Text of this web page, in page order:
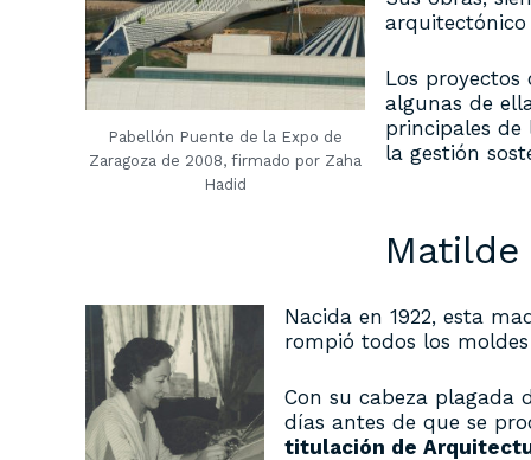
Pabellón Puente de la Expo de
Zaragoza de 2008, firmado por Zaha
Hadid
Los
algunas de
principales de
la gestión
Nacida en 1922, esta
rompió todos los
Con su cabeza plagada
días antes de que se
titulación de